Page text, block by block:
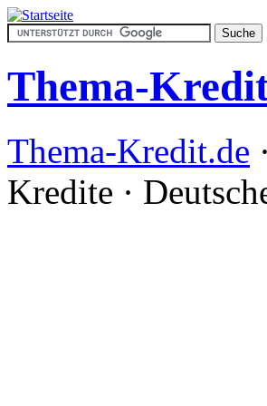
Thema-
Thema-Kredit.de
Kredite ·